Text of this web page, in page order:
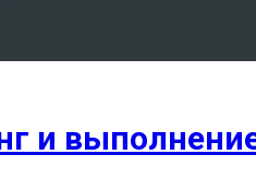
и